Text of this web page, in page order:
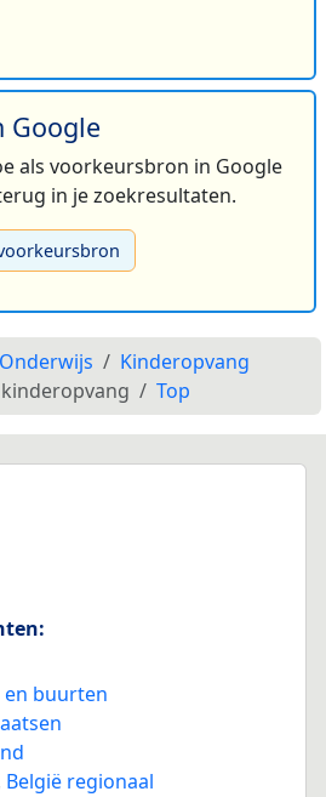
Google
als voorkeursbron in Google
in je zoekresultaten.
Onderwijs
Kinderopvang
Top
en buurten
België regionaal